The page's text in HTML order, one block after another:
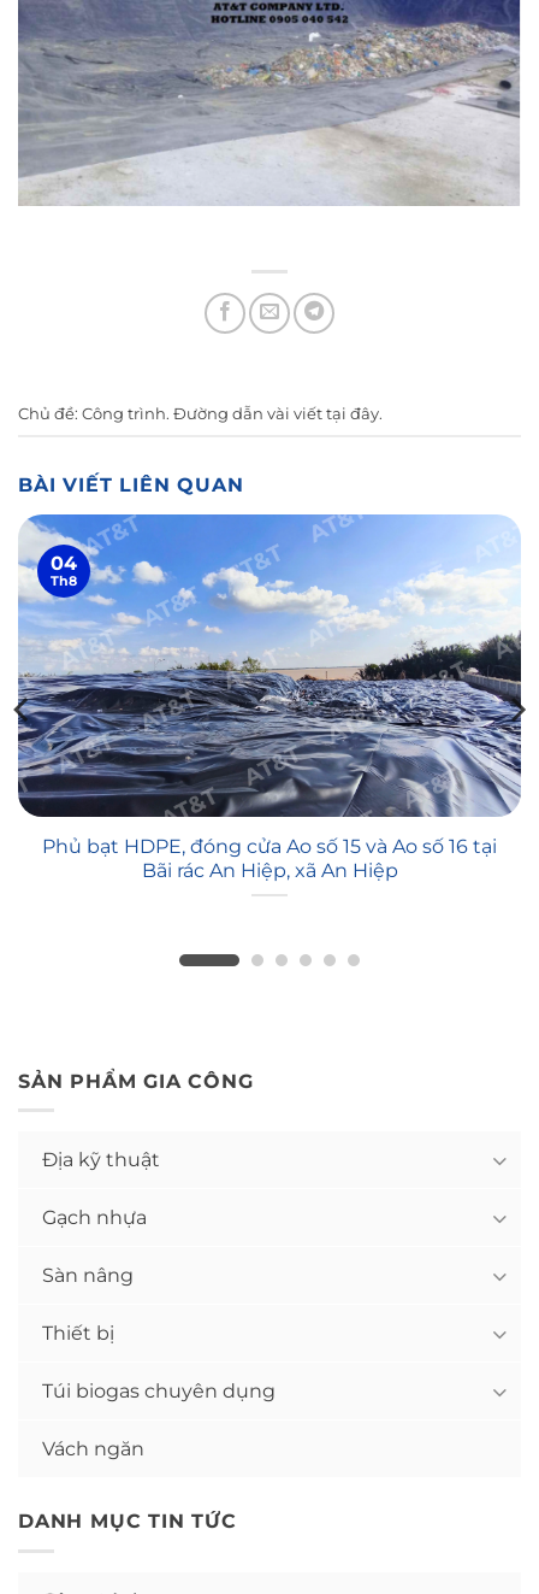
Chủ đề: Công trình. Đường dẫn vài viết tại đây.
BÀI VIẾT LIÊN QUAN
Phủ bạt HDPE, đóng cửa Ao số 15 và Ao số 16 tại
Bãi rác An Hiệp, xã An Hiệp
04
Th8
SẢN PHẨM GIA CÔNG
Địa kỹ thuật
Gạch nhựa
Sàn nâng
Thiết bị
Túi biogas chuyên dụng
Vách ngăn
DANH MỤC TIN TỨC